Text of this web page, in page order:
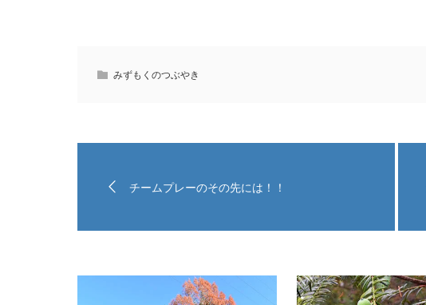
みずもくのつぶやき
チームプレーのその先には！！